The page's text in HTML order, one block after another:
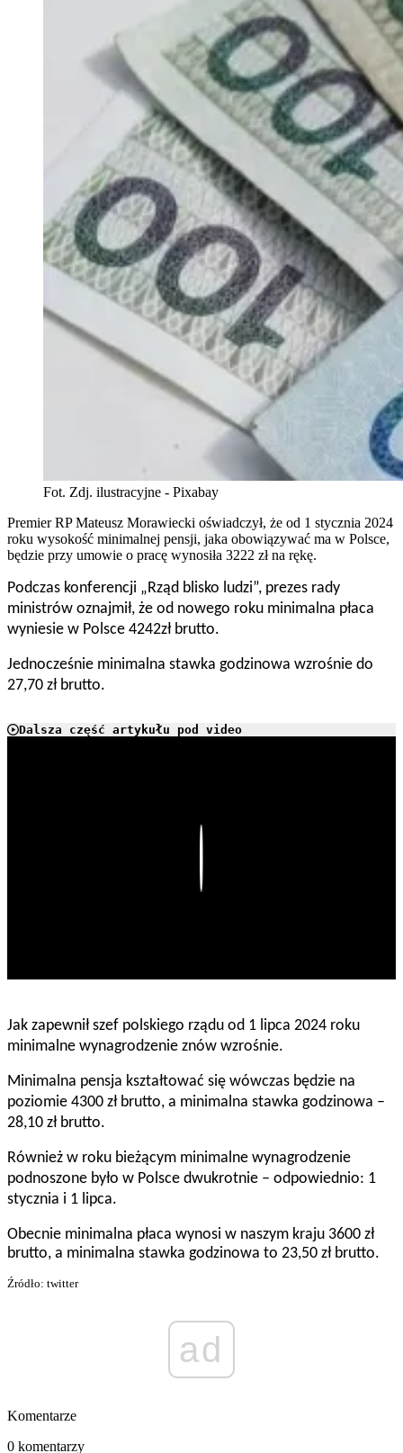
Fot. Zdj. ilustracyjne - Pixabay
Premier RP Mateusz Morawiecki oświadczył, że od 1 stycznia 2024
roku wysokość minimalnej pensji, jaka obowiązywać ma w Polsce,
będzie przy umowie o pracę wynosiła 3222 zł na rękę.
Podczas konferencji „Rząd blisko ludzi”, prezes rady
ministrów oznajmił, że od nowego roku minimalna płaca
wyniesie w Polsce 4242zł brutto.
Jednocześnie minimalna stawka godzinowa wzrośnie do
27,70 zł brutto.
Dalsza część artykułu pod video
Jak zapewnił szef polskiego rządu od 1 lipca 2024 roku
minimalne wynagrodzenie znów wzrośnie.
Minimalna pensja kształtować się wówczas będzie na
poziomie 4300 zł brutto, a minimalna stawka godzinowa –
28,10 zł brutto.
Również w roku bieżącym minimalne wynagrodzenie
podnoszone było w Polsce dwukrotnie – odpowiednio: 1
stycznia i 1 lipca.
Obecnie minimalna płaca wynosi w naszym kraju 3600 zł
brutto, a minimalna stawka godzinowa to 23,50 zł brutto.
Źródło: twitter
ad
Komentarze
0 komentarzy